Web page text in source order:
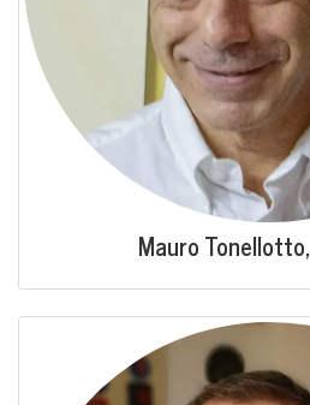
Mau­ro Tonel­lot­to,